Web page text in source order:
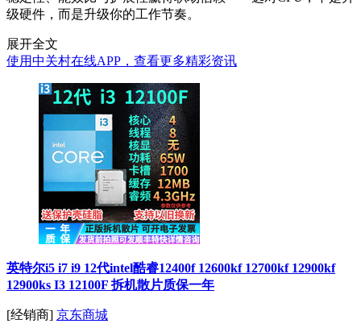
级硬件，而是升级你的工作节奏。
展开全文
使用中关村在线APP，查看更多精彩资讯
英特尔i5 i7 i9 12代intel酷睿12400f 12600kf 12700kf 12900kf
12900ks I3 12100F 拆机散片质保一年
[经销商] 京东商城